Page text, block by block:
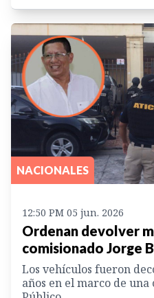
NACIONALES
12:50 PM 05 jun. 2026
Ordenan devolver
comisionado Jorge
Los vehículos fueron
años en el marco de